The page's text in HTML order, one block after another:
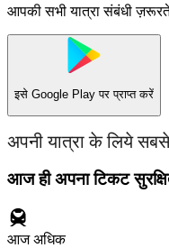
आपकी सभी यात्रा संबंधी
इसे Google Play पर प्राप्त करें
अपनी यात्रा के लिये
आज ही अपना टिकट
आजअधिक